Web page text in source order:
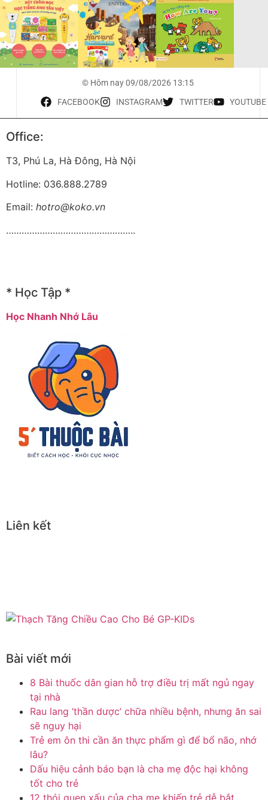
© Hôm nay 09/08/2026 13:15
FACEBOOK INSTAGRAM TWITTER YOUTUBE
Office:
T3, Phú La, Hà Đông, Hà Nội
Hotline: 036.888.2789
Email: hotro@koko.vn
…………………………………………..
* Học Tập *
Học Nhanh Nhớ Lâu
Liên kết
Bài viết mới
8 Bài thuốc dân gian hỗ trợ điều trị mất ngủ ngay
tại nhà
Rau lang ‘thần dược’ chữa nhiều bệnh, nhưng ăn sai
sẽ nguy hại
Trẻ em ôn thi cần ăn thực phẩm gì để bổ não, nhớ
lâu?
Dấu hiệu cảnh báo bạn là cha mẹ độc hại không
tốt cho trẻ